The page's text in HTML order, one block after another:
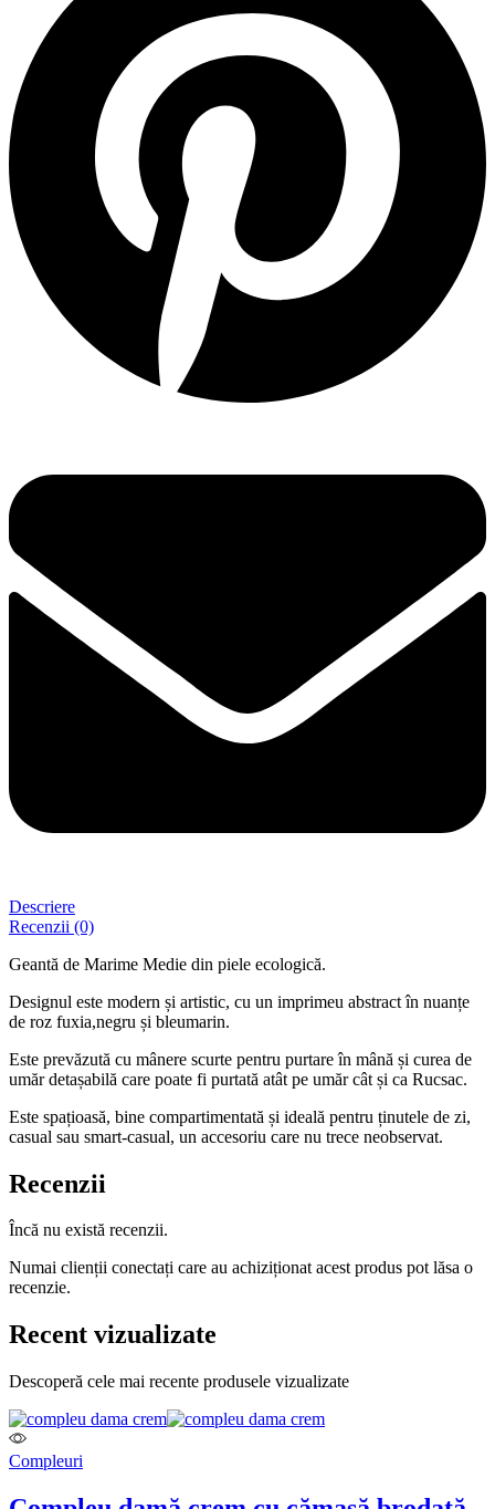
Descriere
Recenzii (0)
Geantă de Marime Medie din piele ecologică.
Designul este modern și artistic, cu un imprimeu abstract în nuanțe
de roz fuxia,negru și bleumarin.
Este prevăzută cu mânere scurte pentru purtare în mână și curea de
umăr detașabilă care poate fi purtată atât pe umăr cât și ca Rucsac.
Este spațioasă, bine compartimentată și ideală pentru ținutele de zi,
casual sau smart-casual, un accesoriu care nu trece neobservat.
Recenzii
Încă nu există recenzii.
Numai clienții conectați care au achiziționat acest produs pot lăsa o
recenzie.
Recent vizualizate
Descoperă cele mai recente produsele vizualizate
Compleuri